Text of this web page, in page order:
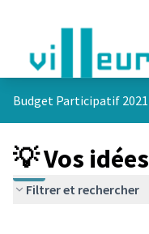
Budget Participatif 2021
💡 Vos idées
Filtrer et rechercher